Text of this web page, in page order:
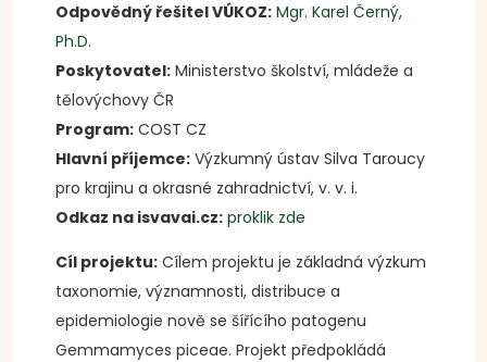
Odpovědný řešitel VÚKOZ: Mgr. Karel Černý,
Ph.D.
Poskytovatel: Ministerstvo školství, mládeže a
tělovýchovy ČR
Program: COST CZ
Hlavní příjemce: Výzkumný ústav Silva Taroucy
pro krajinu a okrasné zahradnictví, v. v. i.
Odkaz na isvavai.cz: proklik zde
Cíl projektu: Cílem projektu je základná výzkum
taxonomie, významnosti, distribuce a
epidemiologie nově se šířícího patogenu
Gemmamyces piceae. Projekt předpokládá